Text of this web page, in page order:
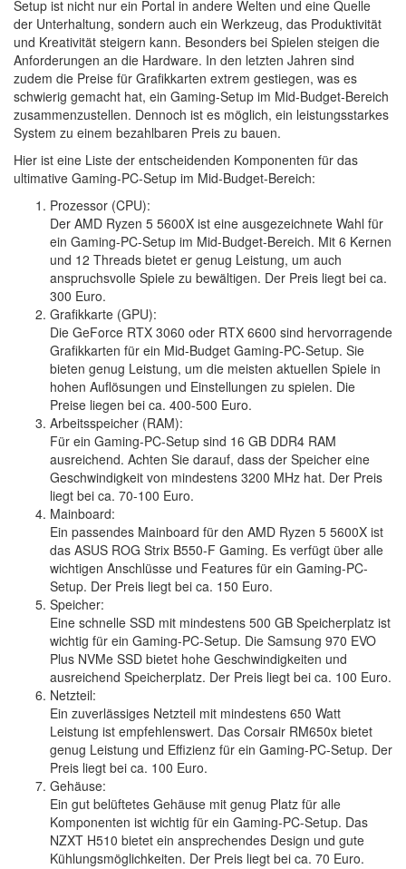
Setup ist nicht nur ein Portal in andere Welten und eine Quelle
der Unterhaltung, sondern auch ein Werkzeug, das Produktivität
und Kreativität steigern kann. Besonders bei Spielen steigen die
Anforderungen an die Hardware. In den letzten Jahren sind
zudem die Preise für Grafikkarten extrem gestiegen, was es
schwierig gemacht hat, ein Gaming-Setup im Mid-Budget-Bereich
zusammenzustellen. Dennoch ist es möglich, ein leistungsstarkes
System zu einem bezahlbaren Preis zu bauen.
Hier ist eine Liste der entscheidenden Komponenten für das
ultimative Gaming-PC-Setup im Mid-Budget-Bereich:
Prozessor (CPU):
Der AMD Ryzen 5 5600X ist eine ausgezeichnete Wahl für
ein Gaming-PC-Setup im Mid-Budget-Bereich. Mit 6 Kernen
und 12 Threads bietet er genug Leistung, um auch
anspruchsvolle Spiele zu bewältigen. Der Preis liegt bei ca.
300 Euro.
Grafikkarte (GPU):
Die GeForce RTX 3060 oder RTX 6600 sind hervorragende
Grafikkarten für ein Mid-Budget Gaming-PC-Setup. Sie
bieten genug Leistung, um die meisten aktuellen Spiele in
hohen Auflösungen und Einstellungen zu spielen. Die
Preise liegen bei ca. 400-500 Euro.
Arbeitsspeicher (RAM):
Für ein Gaming-PC-Setup sind 16 GB DDR4 RAM
ausreichend. Achten Sie darauf, dass der Speicher eine
Geschwindigkeit von mindestens 3200 MHz hat. Der Preis
liegt bei ca. 70-100 Euro.
Mainboard:
Ein passendes Mainboard für den AMD Ryzen 5 5600X ist
das ASUS ROG Strix B550-F Gaming. Es verfügt über alle
wichtigen Anschlüsse und Features für ein Gaming-PC-
Setup. Der Preis liegt bei ca. 150 Euro.
Speicher:
Eine schnelle SSD mit mindestens 500 GB Speicherplatz ist
wichtig für ein Gaming-PC-Setup. Die Samsung 970 EVO
Plus NVMe SSD bietet hohe Geschwindigkeiten und
ausreichend Speicherplatz. Der Preis liegt bei ca. 100 Euro.
Netzteil:
Ein zuverlässiges Netzteil mit mindestens 650 Watt
Leistung ist empfehlenswert. Das Corsair RM650x bietet
genug Leistung und Effizienz für ein Gaming-PC-Setup. Der
Preis liegt bei ca. 100 Euro.
Gehäuse:
Ein gut belüftetes Gehäuse mit genug Platz für alle
Komponenten ist wichtig für ein Gaming-PC-Setup. Das
NZXT H510 bietet ein ansprechendes Design und gute
Kühlungsmöglichkeiten. Der Preis liegt bei ca. 70 Euro.